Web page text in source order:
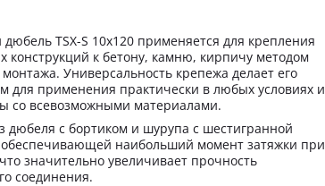
TSX-S 10х120 применяется для крепления
конструкций к бетону, камню, кирпичу методом
монтажа. Универсальность крепежа делает его
для применения практически в любых условиях и
со всевозможными материалами.
дюбеля с бортиком и шурупа с шестигранной
обеспечивающей наибольший момент затяжки при
значительно увеличивает прочность
соединения.